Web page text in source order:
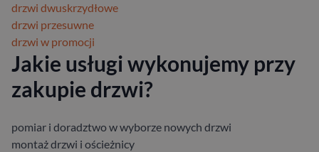
drzwi dwuskrzydłowe
drzwi przesuwne
drzwi w promocji
Jakie usługi wykonujemy przy
zakupie drzwi?
pomiar i doradztwo w wyborze nowych drzwi
montaż drzwi i ościeżnicy